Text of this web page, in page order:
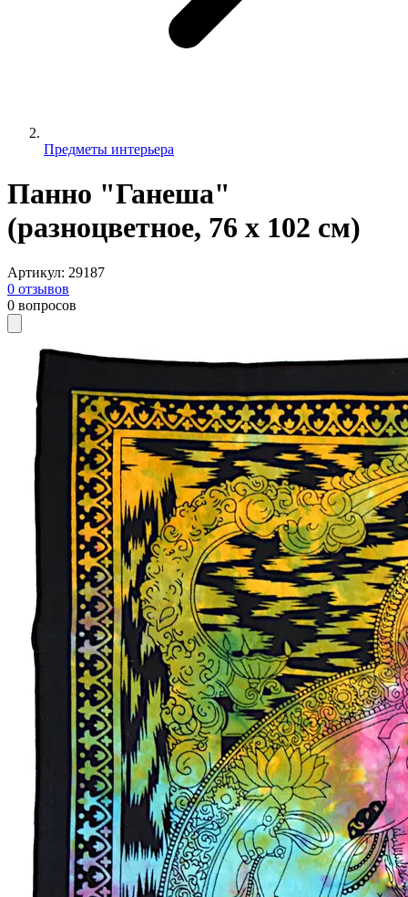
Предметы интерьера
Панно "Ганеша"
(разноцветное, 76 х 102 см)
Артикул: 29187
0 отзывов
0 вопросов